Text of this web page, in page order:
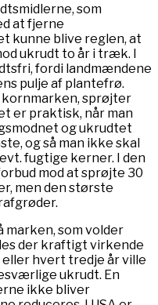
som
at fjerne
kunne blive reglen, at
ukrudt to år i træk. I
fordi landmændene
pulje af plantefrø.
kornmarken, sprøjter
er praktisk, når man
og ukrudtet
og så man ikke skal
fugtige kerner. I den
mod at sprøjte 30
men den største
marken, som volder
der kraftigt virkende
hvert tredje år ville
ukrudt. En
ikke bliver